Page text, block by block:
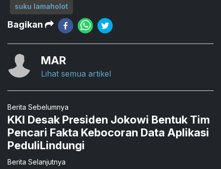
suku lamaholot
Bagikan
MAR
Lihat semua artikel
Berita Sebelumnya
KKI Desak Presiden Jokowi Bentuk Tim
Pencari Fakta Kebocoran Data Aplikasi
PeduliLindungi
Berita Selanjutnya